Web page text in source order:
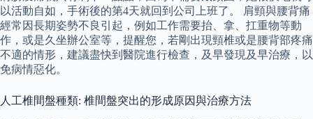
以活動自如，手術後的第4天就回到公司上班了。 肩頸與腰背痛
經常因長期姿勢不良引起，例如工作需要抬、拿、扛重物等動
作，或是久坐辦公室等，提醒您，若剛出現頸椎或是腰背部疼痛
不適的情形，建議盡快到醫院進行檢查，及早發現及早治療，以
免病情惡化。
人工椎間盤種類: 椎間盤突出的形成原因與治療方法